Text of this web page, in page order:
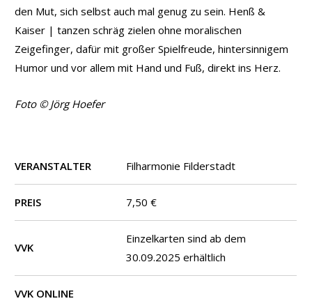
den Mut, sich selbst auch mal genug zu sein. Henß &
Kaiser | tanzen schräg zielen ohne moralischen
Zeigefinger, dafür mit großer Spielfreude, hintersinnigem
Humor und vor allem mit Hand und Fuß, direkt ins Herz.
Foto © Jörg Hoefer
VERANSTALTER Filharmonie Filderstadt
PREIS 7,50 €
VVK
Einzelkarten sind ab dem
30.09.2025 erhältlich
VVK ONLINE